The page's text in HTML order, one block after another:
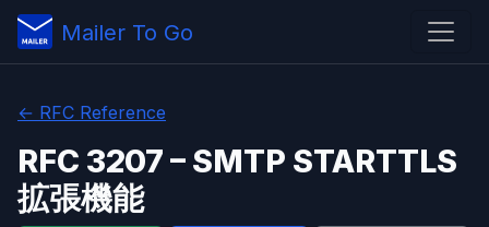
Mailer To Go
← RFC Reference
RFC 3207 – SMTP STARTTLS
拡張機能